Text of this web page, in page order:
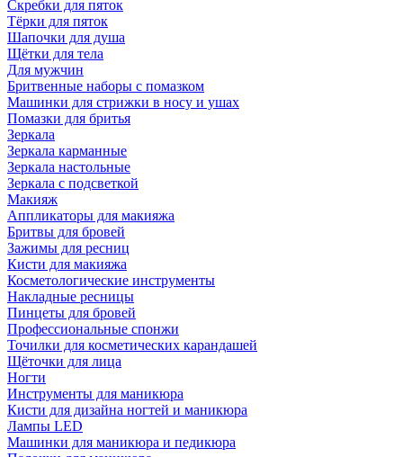
Скребки для пяток
Тёрки для пяток
Шапочки для душа
Щётки для тела
Для мужчин
Бритвенные наборы с помазком
Машинки для стрижки в носу и ушах
Помазки для бритья
Зеркала
Зеркала карманные
Зеркала настольные
Зеркала с подсветкой
Макияж
Аппликаторы для макияжа
Бритвы для бровей
Зажимы для ресниц
Кисти для макияжа
Косметологические инструменты
Накладные ресницы
Пинцеты для бровей
Профессиональные спонжи
Точилки для косметических карандашей
Щёточки для лица
Ногти
Инструменты для маникюра
Кисти для дизайна ногтей и маникюра
Лампы LED
Машинки для маникюра и педикюра